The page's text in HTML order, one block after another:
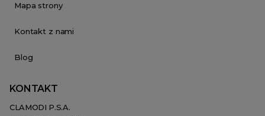
Mapa strony
Kontakt z nami
Blog
KONTAKT
CLAMODI P.S.A.